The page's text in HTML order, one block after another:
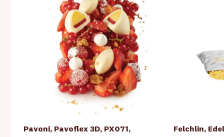
Pavoni, Pavoflex 3D, PX071,
Felchlin,